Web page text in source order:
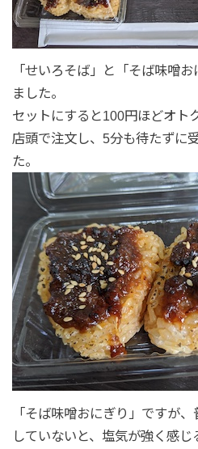
「せいろそば」と「そば味噌
ました。
セットにすると100円ほどオト
店頭で注文し、5分も待たずに
た。
「そば味噌おにぎり」ですが
していないと、塩気が強く感じ